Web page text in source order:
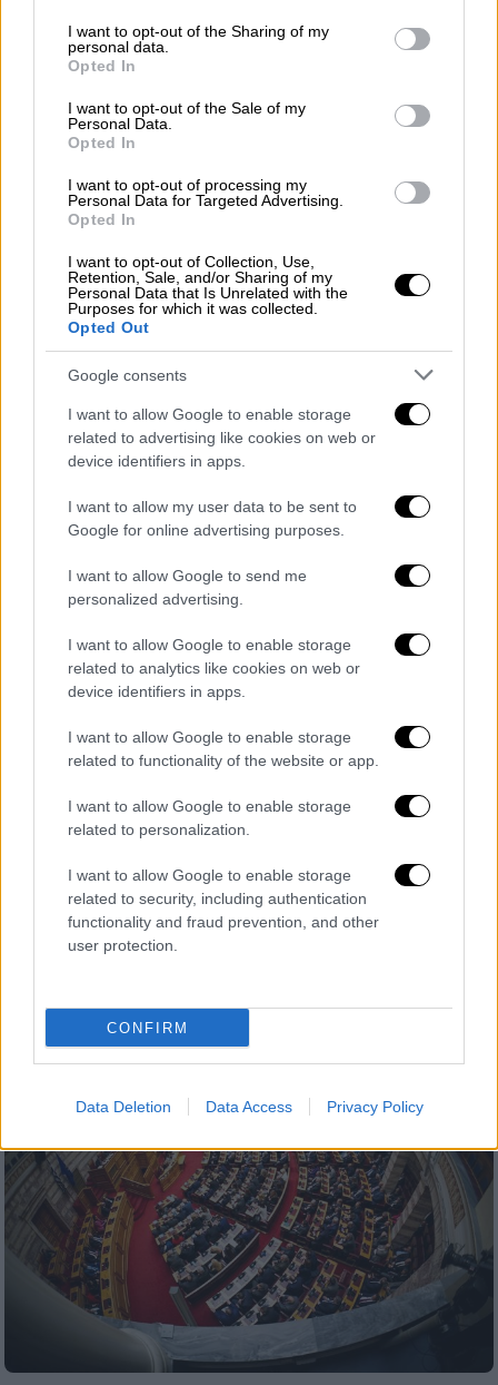
not limited to your visit or usage behaviour. You may click to
grant or deny consent to Google and its third-party tags to
use your data for below specified purposes in below Google
consent section.
I want to opt-out of the Sharing of my
personal data.
Opted In
I want to opt-out of the Sale of my
Personal Data.
Opted In
I want to opt-out of processing my
Personal Data for Targeted Advertising.
Opted In
I want to opt-out of Collection, Use,
Retention, Sale, and/or Sharing of my
Personal Data that Is Unrelated with the
Purposes for which it was collected.
Opted Out
Google consents
I want to allow Google to enable storage
related to advertising like cookies on web or
device identifiers in apps.
I want to allow my user data to be sent to
Google for online advertising purposes.
I want to allow Google to send me
personalized advertising.
I want to allow Google to enable storage
related to analytics like cookies on web or
device identifiers in apps.
I want to allow Google to enable storage
related to functionality of the website or app.
I want to allow Google to enable storage
related to personalization.
I want to allow Google to enable storage
related to security, including authentication
functionality and fraud prevention, and other
user protection.
CONFIRM
Data Deletion Data Access Privacy Policy
|14.06.2025 15:29
Ένα καθημερινό λάθος που κάνουμε πριν
τον ύπνο και πώς μπορούμε να το
διορθώσουμε
Κι όμως, ο καλός ύπνος ξεκινά στο
γυμναστήριο
| 31.05.2025 21:28
Πώς θα κερδίσετε δέκα χρόνια ζωής - Τι
ρόλο παίζουν οι καλοί υδατάνθρακες